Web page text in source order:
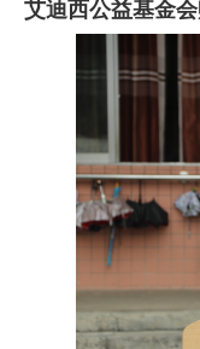
艾迪西公益基金